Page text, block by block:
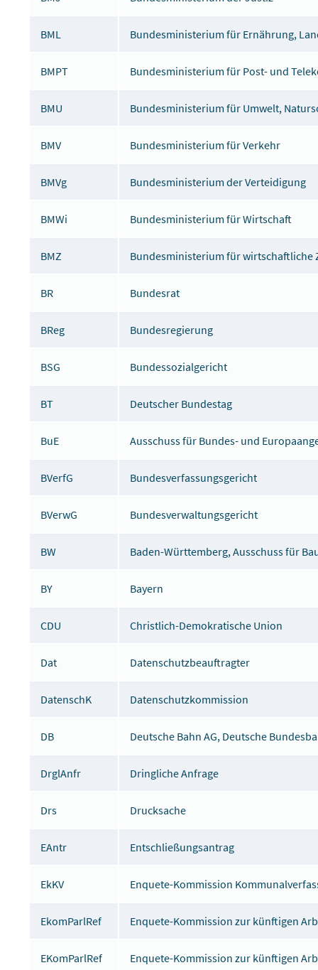
BML Bundesministerium für Ernährung,
BMPT Bundesministerium für Post- und
BMU Bundesministerium für Umwelt,
BMV Bundesministerium für Verkehr
BMVg Bundesministerium der Verteidigung
BMWi Bundesministerium für Wirtschaft
BMZ Bundesministerium für wirtschaftliche
BR Bundesrat
BReg Bundesregierung
BSG Bundessozialgericht
BT Deutscher Bundestag
BuE Ausschuss für Bundes- und
BVerfG Bundesverfassungsgericht
BVerwG Bundesverwaltungsgericht
BW Baden-Württemberg, Ausschuss für
BY Bayern
CDU Christlich-Demokratische Union
Dat Datenschutzbeauftragter
DatenschK Datenschutzkommission
DB Deutsche Bahn AG, Deutsche
DrglAnfr Dringliche Anfrage
Drs Drucksache
EAntr Entschließungsantrag
EkKV Enquete-Kommission
EkomParlRef Enquete-Kommission zur künftigen
EKomParlRef Enquete-Kommission zur künftigen